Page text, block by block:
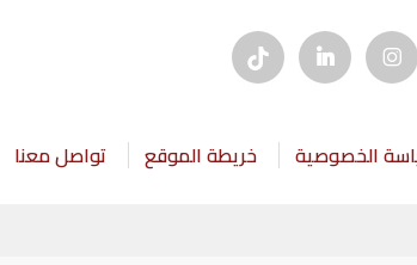
الخصوصية خريطة الموقع تواصل معنا